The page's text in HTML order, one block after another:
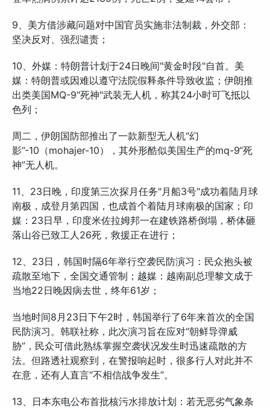
9、美方借涉藏问题对中国官员实施非法制裁，外交部：
坚决反对、强烈谴责；
10、外媒：特朗普计划于24日晚间"黄金时段"自首。美
媒：特朗普或因难以遵守法院假释条件导致收监；伊朗推
出类美国MQ-9"死神"武装无人机，称其24小时可飞抵以
色列；
周二，伊朗国防部推出了一款新型无人机“幻
影”-10（mohajer-10），其外形酷似美国生产的mq-9“死
神”无人机。
11、23日晚，印度第三次探月任务"月船3号"成功着陆月球
南极，成登月第四国，也成首个着陆月球南极的国家；印
媒：23日早，印度米佐拉姆邦一在建铁路桥倒塌，桥体砸
落山谷已致工人26死，救援正在进行；
12、23日，韩国时隔6年举行空袭民防演习：民众抱头被
疏散至地下，全国交通管制；越媒：越南副总理黎文成于
当地22日晚因病去世，终年61岁；
当地时间8月23日下午2时，韩国举行了6年来首次的全国
民防演习。韩联社称，此次演习旨在应对“朝鲜导弹威
胁”，民众可借此熟练掌握空袭状况发生时迅速疏散的方
法。但路透社观察到，在警报响起时，很多行人对此并不
在意，还有人直言“不相信战争发生”。
13、日本东电公布首批核污水排放计划：若无恶劣气象条